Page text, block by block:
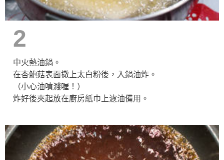
2
中火熱油鍋。
在杏鮑菇表面撒上太白粉後，入鍋油炸。
（小心油噴濺喔！）
炸好後夾起放在廚房紙巾上濾油備用。